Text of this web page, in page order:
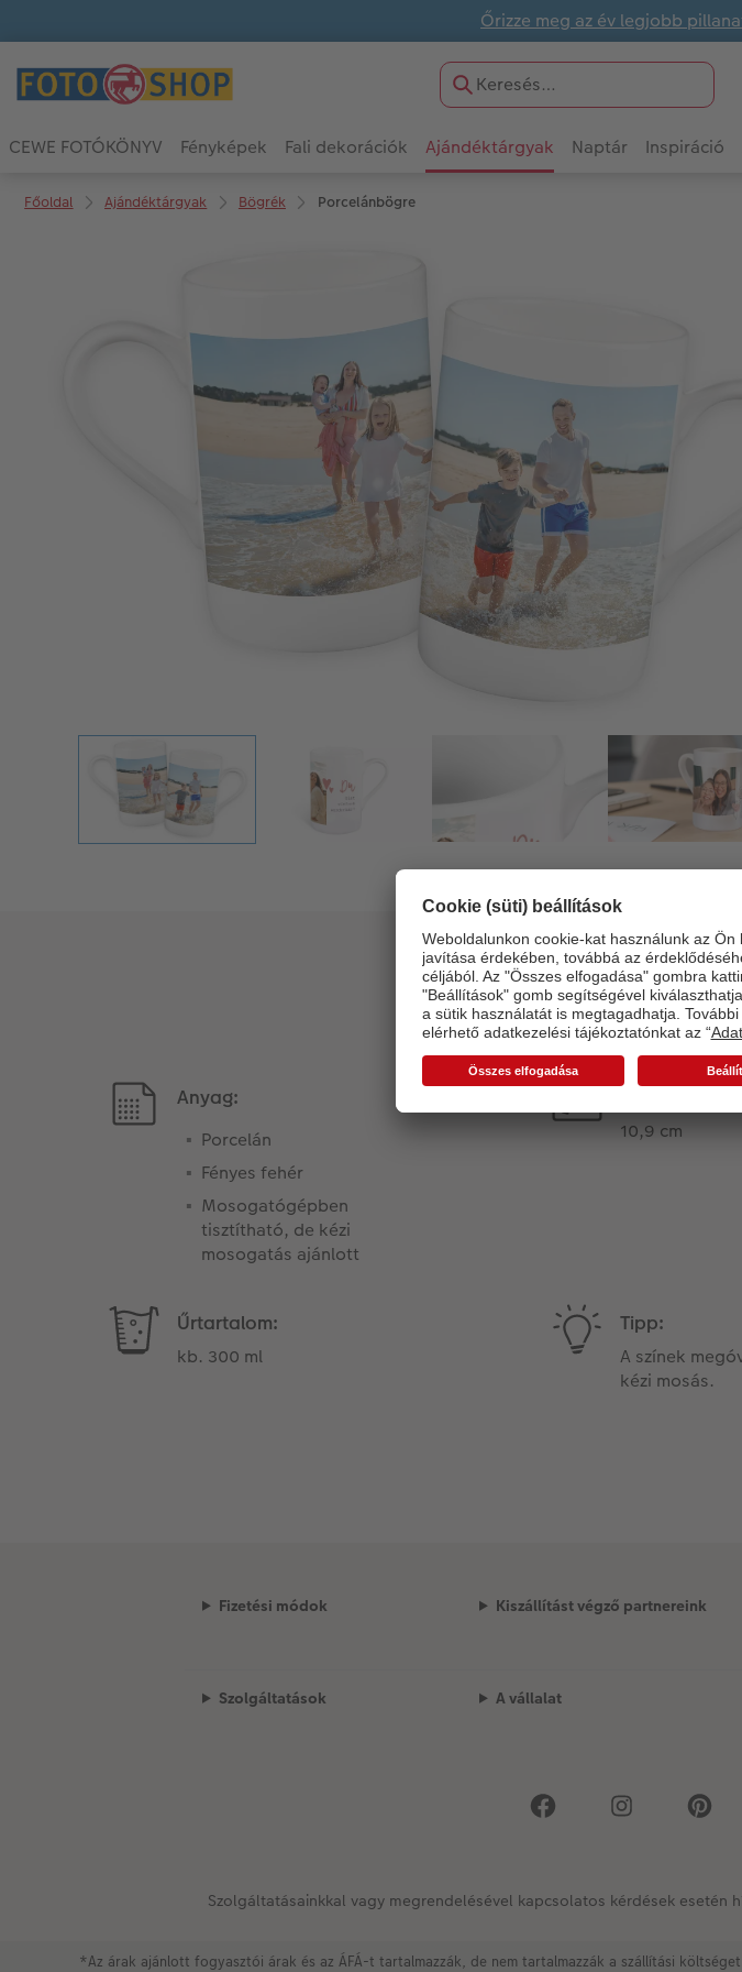
Őrizze meg az év legjobb
CEWE FOTÓKÖNYV Fényképek Fali dekorációk Ajándéktárgyak Naptár Inspiráció
Főoldal Ajándéktárgyak Bögrék Porcelánbögre
Anyag:
Porcelán
Fényes fehér
Mosogatógépben
tisztítható, de kézi
mosogatás ajánlott
10,9 cm
Űrtartalom:
kb. 300 ml
Tipp:
A színek
kézi mosás.
Fizetési módok Kiszállítást végző partnereink
Szolgáltatások A vállalat
Szolgáltatásainkkal vagy megrendelésével kapcsolatos kérdések esetén
*Az árak ajánlott fogyasztói árak és az ÁFÁ-t tartalmazzák, de nem tartalmazzák a szállítási